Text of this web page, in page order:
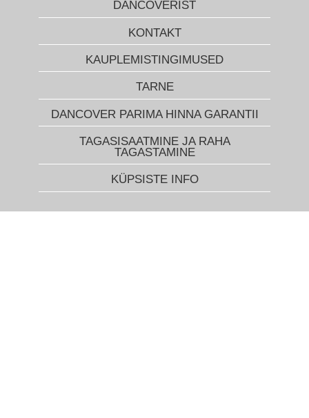
DANCOVERIST
KONTAKT
KAUPLEMISTINGIMUSED
TARNE
DANCOVER PARIMA HINNA GARANTII
TAGASISAATMINE JA RAHA
TAGASTAMINE
KÜPSISTE INFO